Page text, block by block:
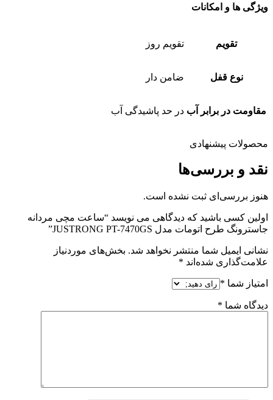
ویژگی ها و امکانات
تقویم تقویم روز
نوع قفل ضامن دار
مقاومت در برابر آب در حد پاشیدگی آب
محصولات پیشنهادی
نقد و بررسی‌ها
هنوز بررسی‌ای ثبت نشده است.
اولین کسی باشید که دیدگاهی می نویسد “ساعت مچی مردانه
جاسترونگ طرح اتومات مدل JUSTRONG PT-7470GS”
نشانی ایمیل شما منتشر نخواهد شد. بخش‌های موردنیاز
علامت‌گذاری شده‌اند *
امتیاز شما *
دیدگاه شما *